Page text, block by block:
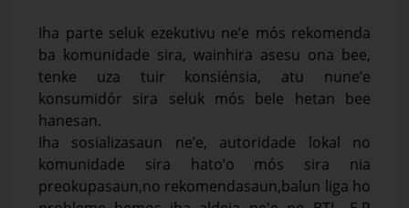
Iha parte seluk ezekutivu ne’e mós rekomenda
ba komunidade sira, wainhira asesu ona bee,
tenke uza tuir konsiénsia, atu nune’e
konsumidór sira seluk mós bele hetan bee
hanesan.
Iha sosializasaun ne’e, autoridade lokal no
komunidade sira hato’o mós sira nia
preokupasaun,no rekomendasaun,balun liga ho